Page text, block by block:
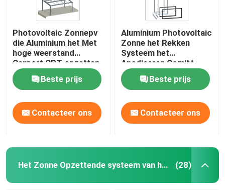
Photovoltaic Zonnepv
die Aluminium het Met
hoge weerstand
Carport CPT opzetten
van de
Systemenparkeerplaats
Beste prijs
Contacteer ons
Aluminium Photovoltaic
Zonne het Rekken
Systeem het
Anodiseren Comité
Kader PFA
Beste prijs
Contacteer ons
Het Zonne Opzettende systeem van het metaaldak (28)